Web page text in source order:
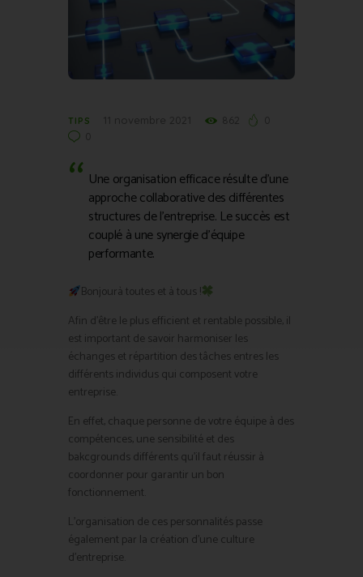
TIPS
Une organisation efficace résulte d’une
approche collaborative des différentes
structures de l’entreprise. Le succès est
couplé à une synergie d’équipe
performante.
Bonjourà toutes et à tous !
Afin d’être le plus efficient et rentable possible, il
est important de savoir harmoniser les
échanges et répartition des tâches entres les
différents individus qui composent votre
entreprise.
En effet, chaque personne de votre équipe à des
compétences, une sensibilité et des
bakcgrounds différents qu’il faut réussir à
coordonner pour garantir un bon
fonctionnement.
L’organisation de ces personnalités passe
également par la création d’une culture
d’entreprise.